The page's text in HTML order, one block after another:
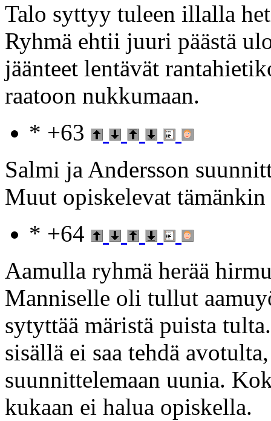
Talo syttyy tuleen illalla
Ryhmä ehtii juuri päästä
jäänteet lentävät
raatoon nukkumaan.
* +63
Salmi ja Andersson
Muut opiskelevat
* +64
Aamulla ryhmä herää
Manniselle oli tullut
sytyttää märistä puista
sisällä ei saa tehdä
suunnittelemaan uunia.
kukaan ei halua opiskella.